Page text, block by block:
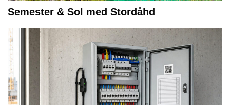
Semester & Sol med Stordåhd